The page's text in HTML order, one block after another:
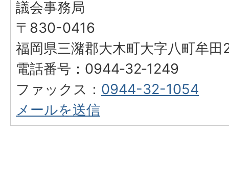
議会事務局
〒830-0416
福岡県三潴郡大木町大字八町牟
電話番号：0944‐32‐1249
ファックス： 0944-32-1054
メールを送信